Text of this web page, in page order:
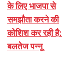
के लिए भाजपा से
समझौता करने की
कोशिश कर रही है:
बलतेज पन्नू